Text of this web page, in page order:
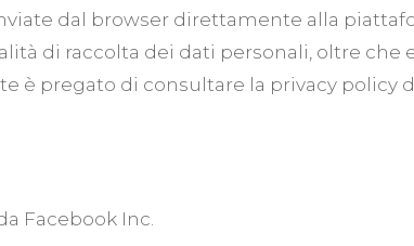
dal browser direttamente alla
di raccolta dei dati personali, oltre che
è pregato di consultare la privacy policy
Facebook Inc.